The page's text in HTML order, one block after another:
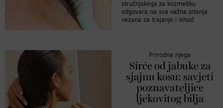
stručnjakinja za kozmetiku
odgovara na sva važna pitanja
vezana za trajanje i ishod.
Prirodna njega
Sirće od jabuke za
sjajnu kosu: savjeti
poznavateljice
ljekovitog bilja